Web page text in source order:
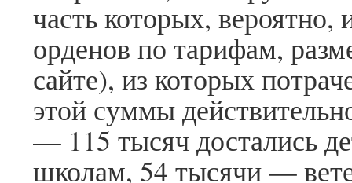
часть которых,
орденов по тарифам,
сайте), из которых
этой суммы
— 115 тысяч достались
школам, 54 тысячи —